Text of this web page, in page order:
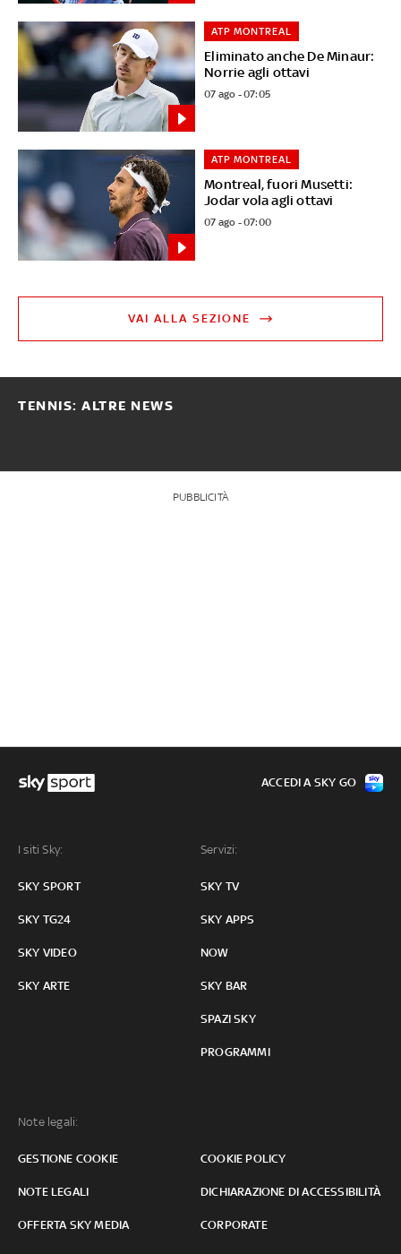
Eliminato anche De Minaur:
Norrie agli ottavi
ATP MONTREAL
07 ago - 07:05
Montreal, fuori Musetti:
Jodar vola agli ottavi
ATP MONTREAL
07 ago - 07:00
VAI ALLA SEZIONE
TENNIS: ALTRE NEWS
PUBBLICITÀ
I siti Sky:
SKY SPORT
SKY TG24
SKY VIDEO
SKY ARTE
Servizi:
SKY TV
SKY APPS
NOW
SKY BAR
SPAZI SKY
PROGRAMMI
Note legali:
GESTIONE COOKIE COOKIE POLICY
NOTE LEGALI DICHIARAZIONE DI ACCESSIBILITÀ
OFFERTA SKY MEDIA CORPORATE
ACCEDI A SKY GO